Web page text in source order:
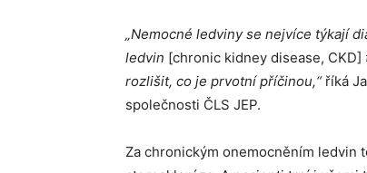
„Nemocné ledviny se nejvíce týkají
ledvin [chronic kidney disease, CKD]
rozlišit, co je prvotní příčinou,“ říká
společnosti ČLS JEP.
Za chronickým onemocněním ledvin